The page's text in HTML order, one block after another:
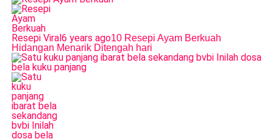
Resepi Viral6 years ago10 Resepi Ayam Berkuah
Hidangan Menarik Ditengah hari